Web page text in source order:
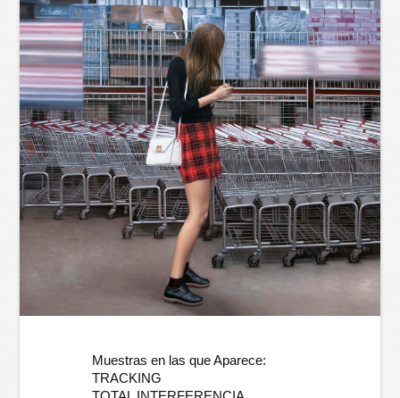
Muestras en las que Aparece:
TRACKING